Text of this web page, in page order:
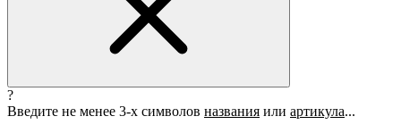
?
Введите не менее 3-х символов названия или артикула...